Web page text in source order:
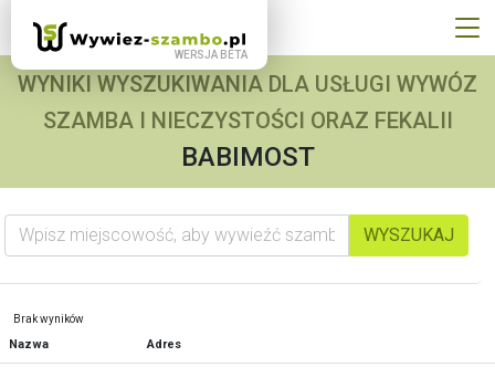
WYNIKI WYSZUKIWANIA DLA USŁUGI WYWÓZ
SZAMBA I NIECZYSTOŚCI ORAZ FEKALII
BABIMOST
Wpisz miejscowość, aby wywieźć szambo
WYSZUKAJ
Brak wyników
Nazwa Adres